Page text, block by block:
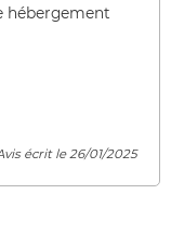
hébergement
écrit le 26/01/2025